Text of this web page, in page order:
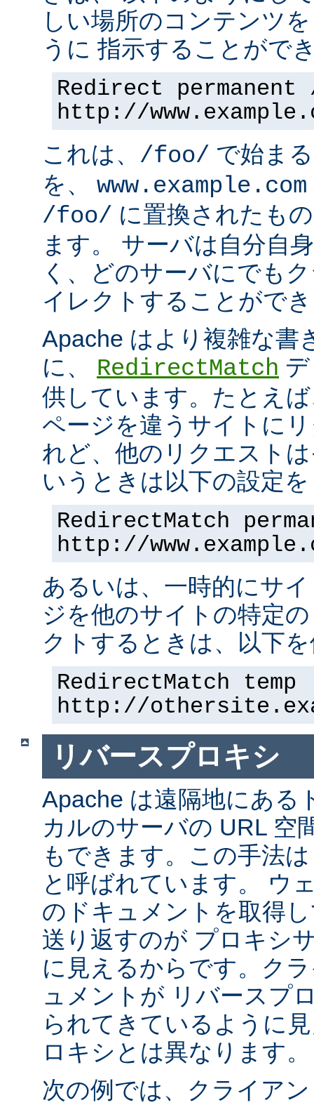
しい場所のコンテンツ
うに 指示することがで
Redirect
http://
これは、 /foo/ で始ま
を、 www.example.com
/foo/ に置換されたも
ます。 サーバは自分自
く、どのサーバにでも
イレクトすることがで
Apache はより複雑な書
に、 RedirectMatch
供しています。たとえ
ページを違うサイトに
れど、他のリクエスト
いうときは以下の設定
RedirectMatch
http://
あるいは、一時的にサ
ジを他のサイトの特定
クトするときは、以下
RedirectMatch
http://
リバースプロキシ
Apache は遠隔地にある
カルのサーバの URL 空
もできます。この手法は
と呼ばれています。 ウ
のドキュメントを取得
送り返すのが プロキシ
に見えるからです。ク
ュメントが リバースプ
られてきているように
ロキシとは異なります。
次の例では、クライア